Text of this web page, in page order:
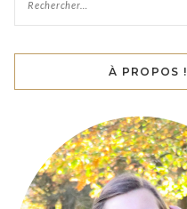
À PROPOS !